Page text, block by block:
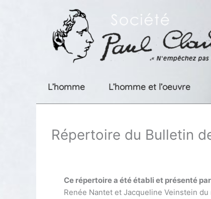
L’homme L’homme et l’oeuvre
Répertoire du Bulletin
Ce répertoire a été établi et présenté
Renée Nantet et Jacqueline Veinstein du